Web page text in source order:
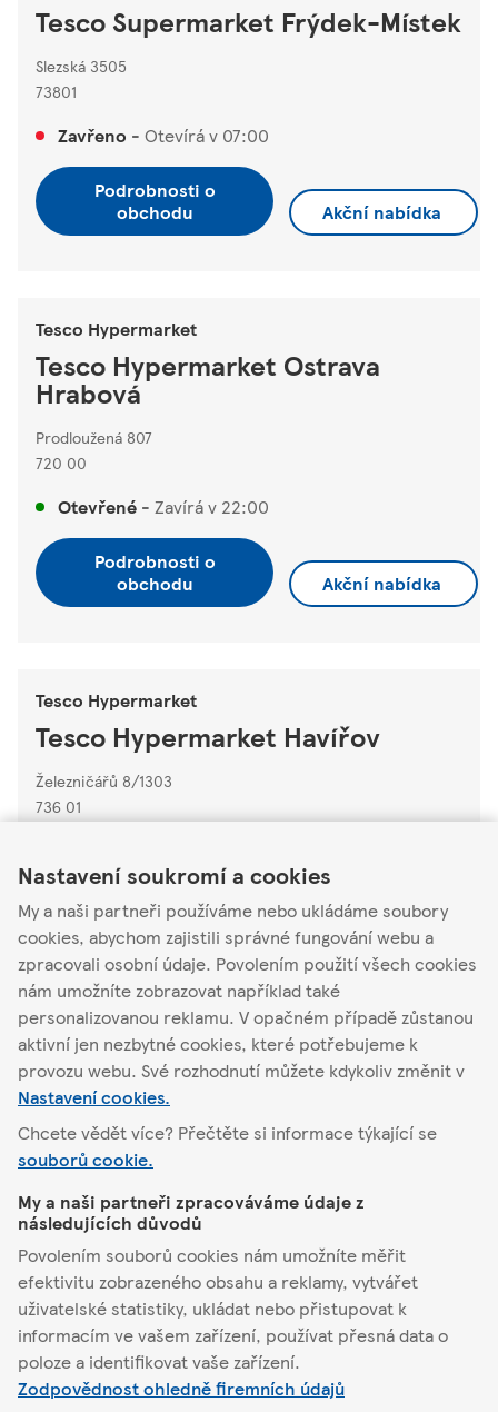
Nastavení soukromí a cookies
My a naši partneři používáme nebo ukládáme soubory
cookies, abychom zajistili správné fungování webu a
zpracovali osobní údaje. Povolením použití všech cookies
nám umožníte zobrazovat například také
personalizovanou reklamu. V opačném případě zůstanou
aktivní jen nezbytné cookies, které potřebujeme k
provozu webu. Své rozhodnutí můžete kdykoliv změnit v
Nastavení cookies.
Chcete vědět více? Přečtěte si informace týkající se
souborů cookie.
My a naši partneři zpracováváme údaje z
následujících důvodů
Povolením souborů cookies nám umožníte měřit
efektivitu zobrazeného obsahu a reklamy, vytvářet
uživatelské statistiky, ukládat nebo přistupovat k
informacím ve vašem zařízení, používat přesná data o
poloze a identifikovat vaše zařízení.
Zodpovědnost ohledně firemních údajů
Tesco Supermarket Frýdek-Místek
Slezská 3505
73801
Zavřeno - Otevírá v 07:00
Podrobnosti o
obchodu
Akční nabídka
Tesco Hypermarket
Tesco Hypermarket Ostrava
Hrabová
Prodloužená 807
720 00
Otevřené - Zavírá v 22:00
Podrobnosti o
obchodu
Akční nabídka
Tesco Hypermarket
Tesco Hypermarket Havířov
Železničářů 8/1303
736 01
Podrobnosti o
obchodu
Akční nabídka
Najít jiný obchod
Frýdek Místek Příborská 2270
Tesco
Pomůžeme vám
Co nabízíme
Podmínky a nastavení